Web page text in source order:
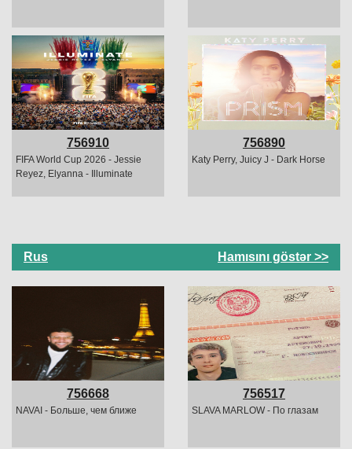
756910
FIFA World Cup 2026 - Jessie
Reyez, Elyanna - Illuminate
756890
Katy Perry, Juicy J - Dark Horse
Rus Hamısını göstər >>
756668
NAVAI - Больше, чем ближе
756517
SLAVA MARLOW - По глазам